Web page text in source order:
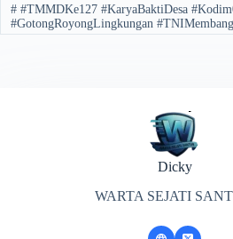
##TMMDKe127 #KaryaBaktiDesa
#GotongRoyongLingkungan
Dicky
WARTA SEJATI